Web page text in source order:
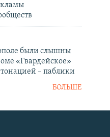
были слышны
«Гвардейское»
– паблики
БОЛЬШЕ